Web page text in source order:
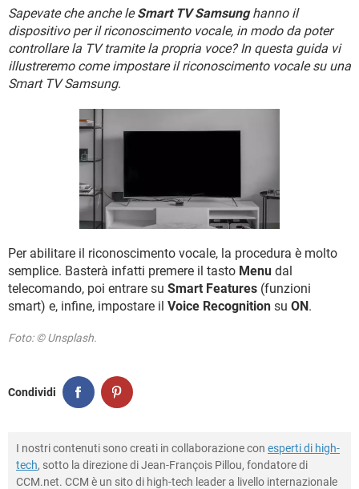
HARDWARE
INSTAGRAM WHATSAPP
TIKTOK FACEBOOK
HARDWARE
iOS WINDOWS 10
INSTAGRAM WHATSAPP
TIKTOK FACEBOOK
COVID-19 GAMING
INTRATTENIMENTO ANDROID
iOS WINDOWS 10
INSTAGRAM
Sapevate che anche leSmart TV Samsunghanno il
dispositivo per il riconoscimento vocale, in modo da poter
controllare la TV tramite la propria voce? In questa guida vi
illustreremo come impostare il riconoscimento vocale su una
Smart TV Samsung.
Per abilitare il riconoscimento vocale, la procedura è molto
semplice. Basterà infatti premere il tasto Menu dal
telecomando, poi entrare su Smart Features (funzioni
smart) e, infine, impostare il Voice Recognition su ON.
Foto: © Unsplash.
Condividi
I nostri contenuti sono creati in collaborazione con esperti di high-
tech, sotto la direzione di Jean-François Pillou, fondatore di
CCM.net. CCM è un sito di high-tech leader a livello internazionale